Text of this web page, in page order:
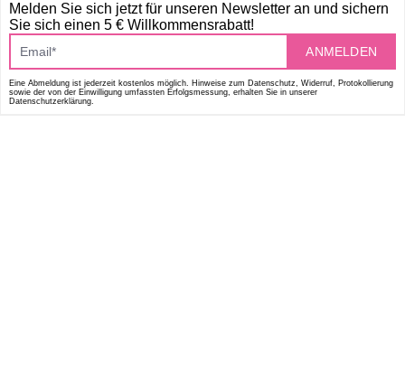
Melden Sie sich jetzt für unseren Newsletter an und sichern
Sie sich einen 5 € Willkommensrabatt!
ANMELDEN
Eine Abmeldung ist jederzeit kostenlos möglich. Hinweise zum Datenschutz, Widerruf, Protokollierung
sowie der von der Einwilligung umfassten Erfolgsmessung, erhalten Sie in unserer
Datenschutzerklärung.